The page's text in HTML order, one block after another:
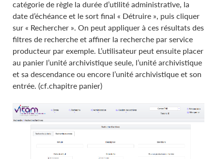
catégorie de règle la durée d’utilité administrative, la
date d’échéance et le sort final « Détruire », puis cliquer
sur « Rechercher ». On peut appliquer à ces résultats des
filtres de recherche et affiner la recherche par service
producteur par exemple. L’utilisateur peut ensuite placer
au panier l’unité archivistique seule, l’unité archivistique
et sa descendance ou encore l’unité archivistique et son
entrée. (cf.chapitre panier)